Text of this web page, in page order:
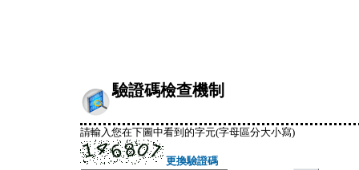
驗證碼檢查機制
請輸入您在下圖中看到的字元(字母區分大小寫)
更換驗證碼